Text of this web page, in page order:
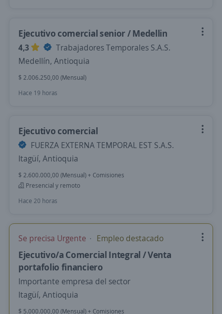
Ejecutivo comercial senior / Medellin
4,3
Trabajadores Temporales S.A.S.
Medellín, Antioquia
$ 2.006.250,00 (Mensual)
Hace 19 horas
Ejecutivo comercial
FUERZA EXTERNA TEMPORAL EST S.A.S.
Itagüí, Antioquia
$ 2.600.000,00 (Mensual) + Comisiones
Presencial y remoto
Hace 20 horas
Se precisa Urgente Empleo destacado
Ejecutivo/a Comercial Integral / Venta
portafolio financiero
Importante empresa del sector
Itagüí, Antioquia
$ 5.000.000,00 (Mensual) + Comisiones